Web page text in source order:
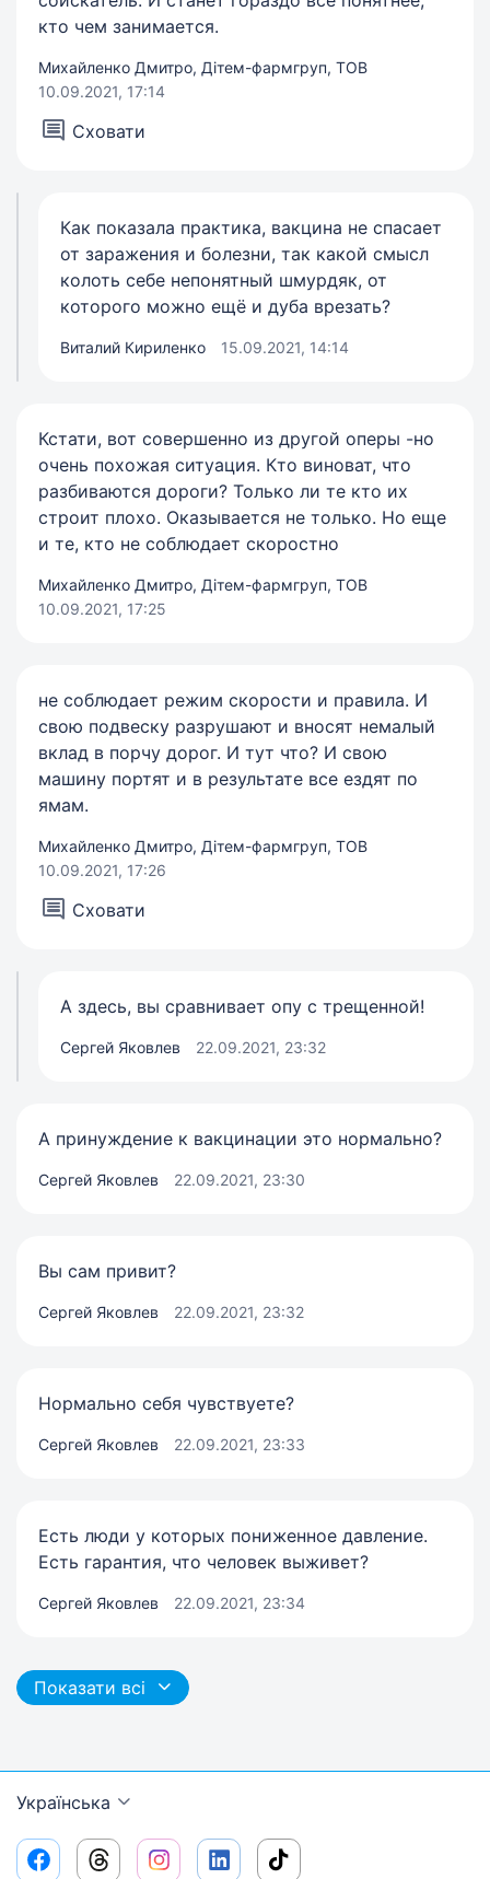
кто чем занимается.
Михайленко Дмитро, Дітем-фармгруп, ТОВ
10.09.2021, 17:14
Сховати
Как показала практика, вакцина не спасает
от заражения и болезни, так какой смысл
колоть себе непонятный шмурдяк, от
которого можно ещё и дуба врезать?
Виталий Кириленко 15.09.2021, 14:14
Кстати, вот совершенно из другой оперы -но
очень похожая ситуация. Кто виноват, что
разбиваются дороги? Только ли те кто их
строит плохо. Оказывается не только. Но еще
и те, кто не соблюдает скоростно
Михайленко Дмитро, Дітем-фармгруп, ТОВ
10.09.2021, 17:25
не соблюдает режим скорости и правила. И
свою подвеску разрушают и вносят немалый
вклад в порчу дорог. И тут что? И свою
машину портят и в результате все ездят по
ямам.
Михайленко Дмитро, Дітем-фармгруп, ТОВ
10.09.2021, 17:26
Сховати
А здесь, вы сравнивает опу с трещенной!
Сергей Яковлев 22.09.2021, 23:32
А принуждение к вакцинации это нормально?
Сергей Яковлев 22.09.2021, 23:30
Вы сам привит?
Сергей Яковлев 22.09.2021, 23:32
Нормально себя чувствуете?
Сергей Яковлев 22.09.2021, 23:33
Есть люди у которых пониженное давление.
Есть гарантия, что человек выживет?
Сергей Яковлев 22.09.2021, 23:34
Показати всі
Українська